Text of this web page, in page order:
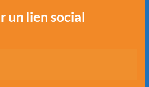
un lien social